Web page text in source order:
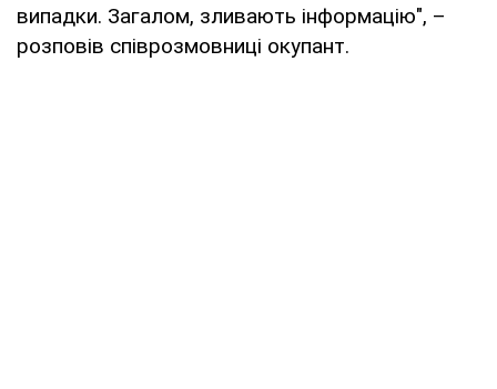
випадки. Загалом, зливають інформацію", –
розповів співрозмовниці окупант.